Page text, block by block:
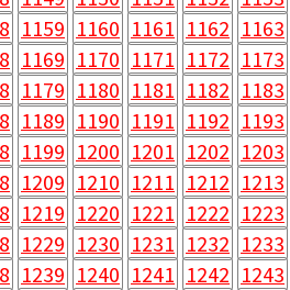
1159 1160 1161 1162 1163
1169 1170 1171 1172 1173
1179 1180 1181 1182 1183
1189 1190 1191 1192 1193
1199 1200 1201 1202 1203
1209 1210 1211 1212 1213
1219 1220 1221 1222 1223
1229 1230 1231 1232 1233
1239 1240 1241 1242 1243